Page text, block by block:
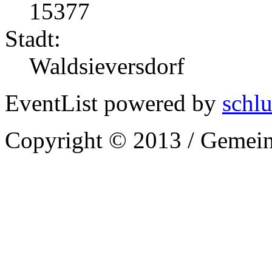
15377
Stadt:
Waldsieversdorf
EventList powered by
Copyright © 2013 /